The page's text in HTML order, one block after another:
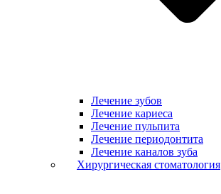
Лечение зубов
Лечение кариеса
Лечение пульпита
Лечение периодонтита
Лечение каналов зуба
Хирургическая стоматология